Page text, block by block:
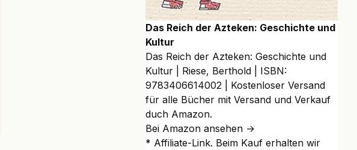
Das Reich der Azteken: Geschichte und
Kultur
Das Reich der Azteken: Geschichte und
Kultur | Riese, Berthold | ISBN:
9783406614002 | Kostenloser Versand
für alle Bücher mit Versand und Verkauf
duch Amazon.
Bei Amazon ansehen →
* Affiliate-Link. Beim Kauf erhalten wir